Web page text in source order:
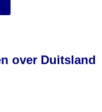
over Duitsland